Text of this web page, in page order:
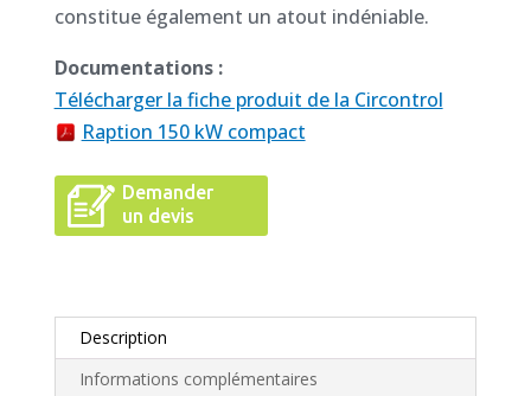
constitue également un atout indéniable.
Documentations :
Télécharger la fiche produit de la Circontrol
Raption 150 kW compact
Demander
un devis
Description
Informations complémentaires